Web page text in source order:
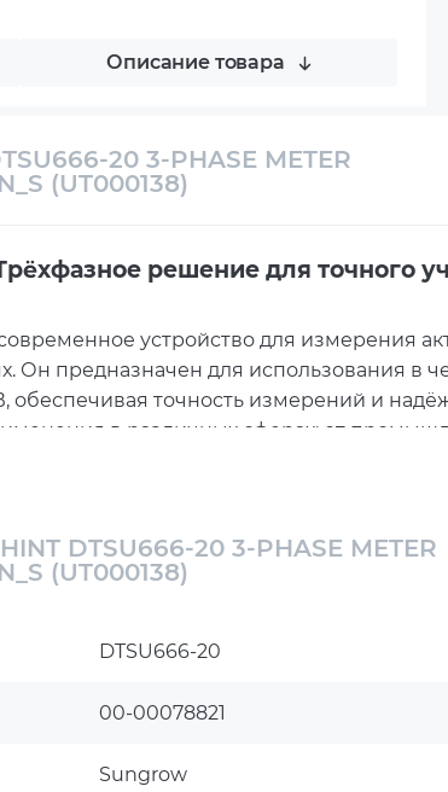
Описание товара
20 3-PHASE METER
(UT000138)
решение для точного
устройство для измерения
Он предназначен для использования в
точность измерений и
в различных сферах: от
энергии.
способно работать в широком
экран отображает все необходимые
данных на внешние устройства
Modbus-RTU позволяет
DTSU666-20 3-PHASE METER
(UT000138)
DTSU666-20
00-00078821
Sungrow